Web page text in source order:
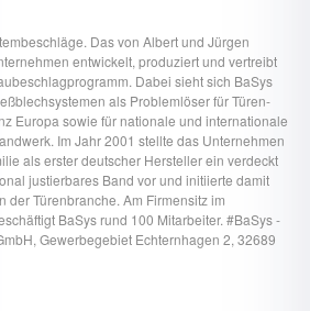
Das von Albert und Jürgen
entwickelt, produziert und vertreibt
Dabei sieht sich BaSys
als Problemlöser für Türen-
Europa sowie für nationale und internationale
Im Jahr 2001 stellte das Unternehmen
als erster deutscher Hersteller ein verdeckt
justierbares Band vor und initiierte damit
der Türenbranche. Am Firmensitz im
BaSys rund 100 Mitarbeiter. #BaSys -
Gewerbegebiet Echternhagen 2, 32689